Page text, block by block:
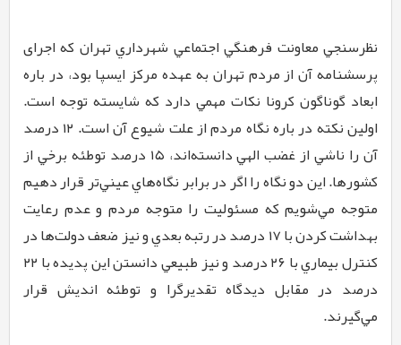
نظرسنجي معاونت فرهنگي اجتماعي شهرداري تهران که اجرای
پرسشنامه آن از مردم تهران به عهده مرکز ایسپا بود، در باره
ابعاد گوناگون كرونا نكات مهمي دارد كه شايسته توجه است.
اولين نكته در باره نگاه مردم از علت شيوع آن است. ۱۲ درصد
آن را ناشي از غضب الهي دانسته‌اند، ۱۵ درصد توطئه برخي از
كشورها. اين دو نگاه را اگر در برابر نگاه‌هاي عيني‌تر قرار دهيم
متوجه مي‌شويم كه مسئوليت را متوجه مردم و عدم رعايت
بهداشت كردن با ۱۷ درصد در رتبه بعدي و نيز ضعف دولت‌ها در
كنترل بيماري با ۲۶ درصد و نيز طبيعي دانستن اين پديده با ۲۲
درصد در مقابل دیدگاه تقدیرگرا و توطئه اندیش قرار
مي‌گيرند.